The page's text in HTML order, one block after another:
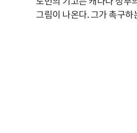
그림이 나온다. 그가 촉구